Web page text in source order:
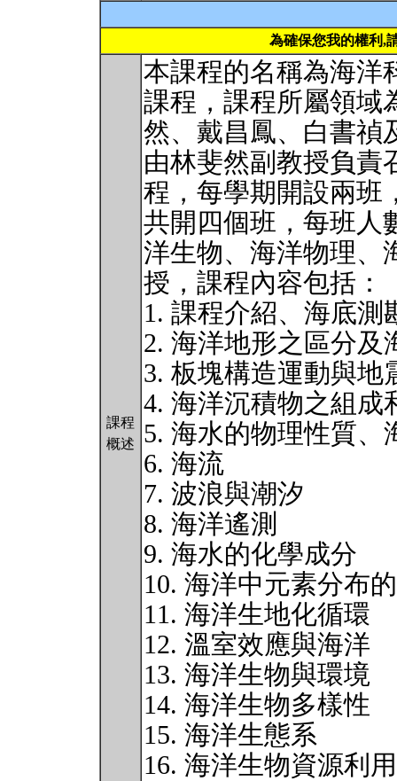
為確保您我的權利,
課程
概述
本課程的名稱為海洋
課程，課程所屬領域
然、戴昌鳳、白書禎
由林斐然副教授負責
程，每學期開設兩班
共開四個班，每班人
洋生物、海洋物理、
授，課程內容包括：
1. 課程介紹、海底測
2. 海洋地形之區分及
3. 板塊構造運動與地
4. 海洋沉積物之組成
5. 海水的物理性質、
6. 海流
7. 波浪與潮汐
8. 海洋遙測
9. 海水的化學成分
10. 海洋中元素分布
11. 海洋生地化循環
12. 溫室效應與海洋
13. 海洋生物與環境
14. 海洋生物多樣性
15. 海洋生態系
16. 海洋生物資源利